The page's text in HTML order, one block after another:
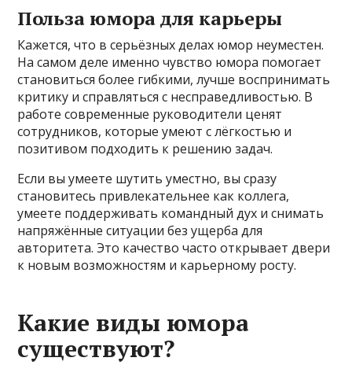
Польза юмора для карьеры
Кажется, что в серьёзных делах юмор неуместен.
На самом деле именно чувство юмора помогает
становиться более гибкими, лучше воспринимать
критику и справляться с несправедливостью. В
работе современные руководители ценят
сотрудников, которые умеют с лёгкостью и
позитивом подходить к решению задач.
Если вы умеете шутить уместно, вы сразу
становитесь привлекательнее как коллега,
умеете поддерживать командный дух и снимать
напряжённые ситуации без ущерба для
авторитета. Это качество часто открывает двери
к новым возможностям и карьерному росту.
Какие виды юмора
существуют?